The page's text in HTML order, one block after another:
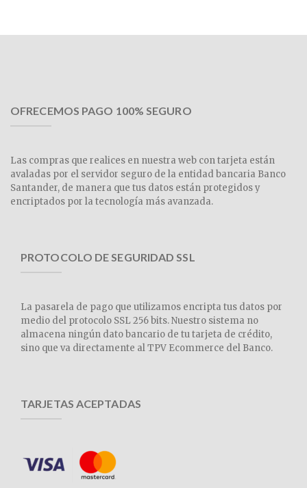
OFRECEMOS PAGO 100% SEGURO
Las compras que realices en nuestra web con tarjeta están
avaladas por el servidor seguro de la entidad bancaria Banco
Santander, de manera que tus datos están protegidos y
encriptados por la tecnología más avanzada.
PROTOCOLO DE SEGURIDAD SSL
La pasarela de pago que utilizamos encripta tus datos por
medio del protocolo SSL 256 bits. Nuestro sistema no
almacena ningún dato bancario de tu tarjeta de crédito,
sino que va directamente al TPV Ecommerce del Banco.
TARJETAS ACEPTADAS